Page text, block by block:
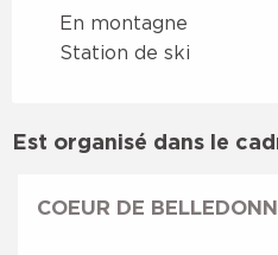
En montagne
Station de ski
Est organisé dans le
COEUR DE